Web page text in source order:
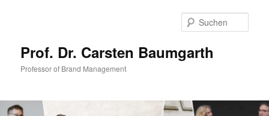
Prof. Dr. Carsten Baumgarth
Professor of Brand Management